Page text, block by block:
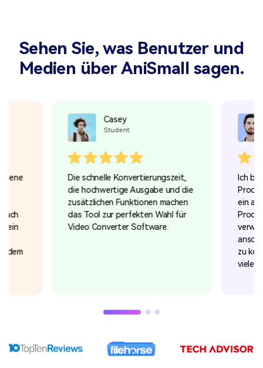
Sehen Sie, was Benutzer und
Medien über AniSmall sagen.
ein
dem
Casey
Student
Die schnelle Konvertierungszeit,
die hochwertige Ausgabe und die
zusätzlichen Funktionen machen
das Tool zur perfekten Wahl für
Video Converter Software.
Ich
ein
zu
vielen